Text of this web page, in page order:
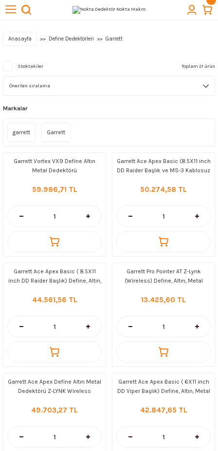
Geri Dön
Geri Dön
Geri Dön
Başlıkları
Geri Dön
Geri Dön
Kazı Ekipmanları
Buluntu Kesesi & Kılıflar
Anasayfa Define Dedektörleri Garrett
Stoktakiler Toplam 21 ürün
Markalar
garrett Garrett
Garrett Vortex VX9 Define Altın
Metal Dedektörü
59.986,71 TL
Garrett Ace Apex Basic (8.5X11 inch
DD Raider Başlık ve MS-3 Kablosuz
Dedektörü
50.274,58 TL
Garrett Ace Apex Basic ( 8.5X11
inch DD Raider Başlık) Define, Altın,
44.561,56 TL
Garrett Pro Pointer AT Z-Lynk
(Wireless) Define, Altın, Metal
13.425,60 TL
Garrett Ace Apex Define Altın Metal
Dedektörü Z-LYNK Wireless
Viper Başlık)
49.703,27 TL
Garrett Ace Apex Basic ( 6X11 inch
DD Viper Başlık) Define, Altın, Metal
42.847,65 TL